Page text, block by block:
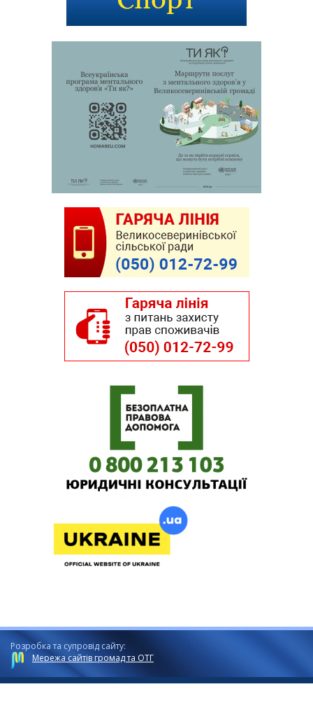
Розробка та супровід сайту:
Мережа сайтів громад та ОТГ